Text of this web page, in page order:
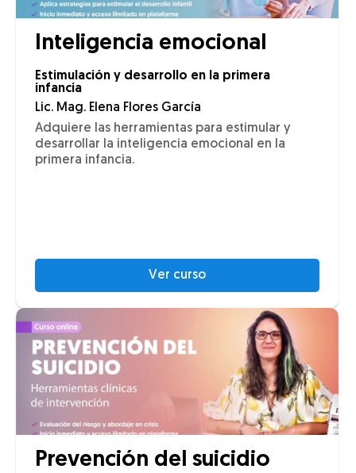
Inteligencia emocional
Estimulación y desarrollo en la primera
infancia
Lic. Mag. Elena Flores García
Adquiere las herramientas para estimular y
desarrollar la inteligencia emocional en la
primera infancia.
Ver curso
Prevención del suicidio